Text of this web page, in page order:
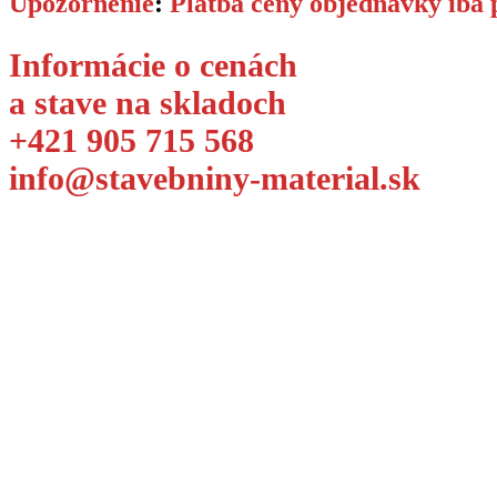
Informácie o cenách
a stave na skladoch
+421 905 715 568
info@stavebniny-material.sk